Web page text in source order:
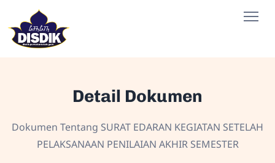
Detail Dokumen
Dokumen Tentang SURAT EDARAN KEGIATAN SETELAH
PELAKSANAAN PENILAIAN AKHIR SEMESTER